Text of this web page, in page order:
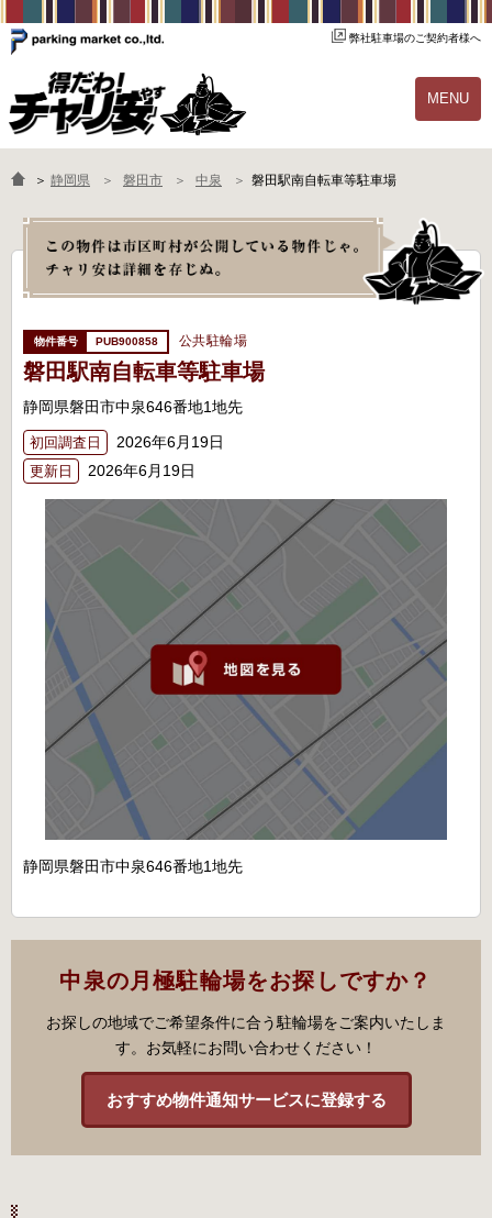
弊社駐車場のご契約者様へ
MENU
物件一覧 ご契約の流れ
よくあるご質問 駐輪場オーナー様へ
＞ 静岡県 磐田市 中泉 磐田駅南自転車等駐車場
PUB900858 公共駐輪場
磐田駅南自転車等駐車場
静岡県磐田市中泉646番地1地先
初回調査日 2026年6月19日
更新日 2026年6月19日
静岡県磐田市中泉646番地1地先
中泉の月極駐輪場をお探しですか？
お探しの地域でご希望条件に合う駐輪場をご案内いたしま
す。お気軽にお問い合わせください！
おすすめ物件通知サービスに登録する